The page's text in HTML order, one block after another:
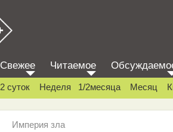
Свежее Читаемое
2 суток Неделя 1/2месяца Месяц
Империя зла